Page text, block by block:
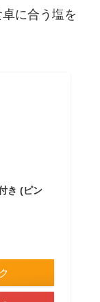
に合う塩を
き (ピン